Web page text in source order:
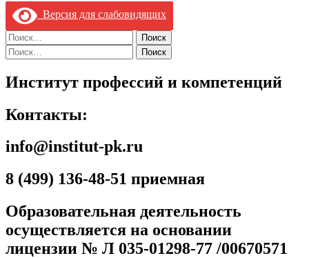
Версия для слабовидящих
Найти:
Найти:
Институт профессий и компетенций
Контакты:
info@institut-pk.ru
8 (499) 136-48-51 приемная
Образовательная деятельность
осуществляется на основании
лицензии № Л 035-01298-77 /00670571